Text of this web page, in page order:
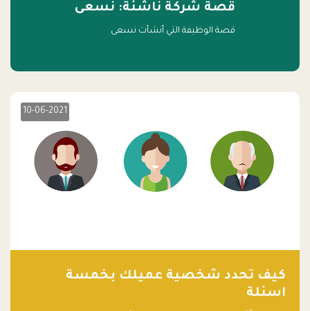
قصة شركة ناشئة: نسعى
قصة الوظيفة التي أنشأت نسعى
10-06-2021
كيف تحدد شخصية عميلك بخمسة
اسئلة